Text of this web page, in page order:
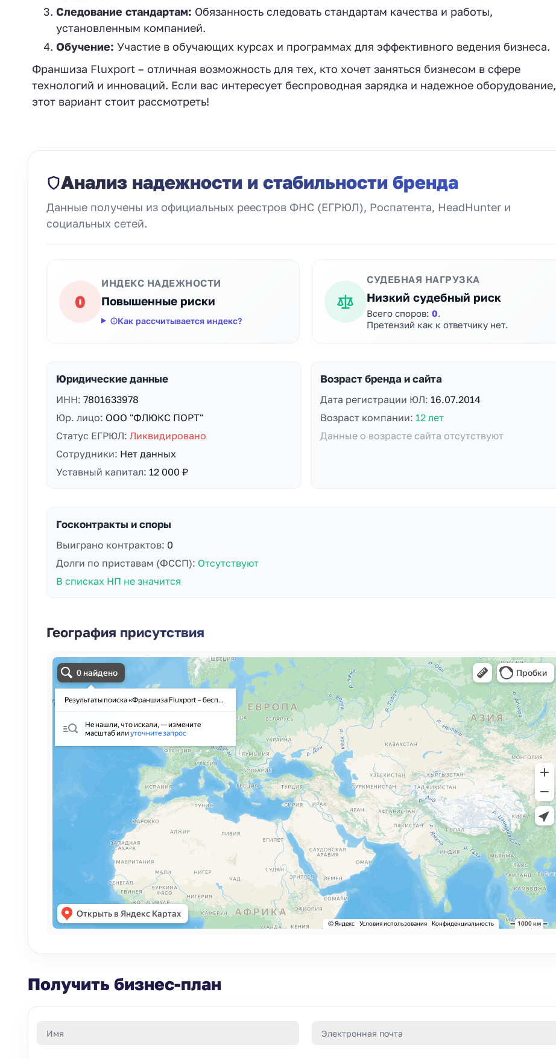
Следование стандартам: Обязанность следовать стандартам качества и работы,
установленным компанией.
Обучение: Участие в обучающих курсах и программах для эффективного ведения бизнеса. ‍
Франшиза Fluxport – отличная возможность для тех, кто хочет заняться бизнесом в сфере
технологий и инноваций. Если вас интересует беспроводная зарядка и надежное оборудование,
этот вариант стоит рассмотреть!
Анализ надежности и стабильности бренда
Данные получены из официальных реестров ФНС (ЕГРЮЛ), Роспатента, HeadHunter и
социальных сетей.
0
ИНДЕКС НАДЕЖНОСТИ
Повышенные риски
Как рассчитывается индекс?
СУДЕБНАЯ НАГРУЗКА
Низкий судебный риск
Всего споров: 0.
Претензий как к ответчику нет.
Юридические данные
ИНН: 7801633978
Юр. лицо: ООО "ФЛЮКС ПОРТ"
Статус ЕГРЮЛ: Ликвидировано
Сотрудники: Нет данных
Уставный капитал: 12 000 ₽
Возраст бренда и сайта
Дата регистрации ЮЛ: 16.07.2014
Возраст компании: 12 лет
Данные о возрасте сайта отсутствуют
Госконтракты и споры
Выиграно контрактов: 0
Долги по приставам (ФССП): Отсутствуют
В списках НП не значится
География присутствия
Получить бизнес-план